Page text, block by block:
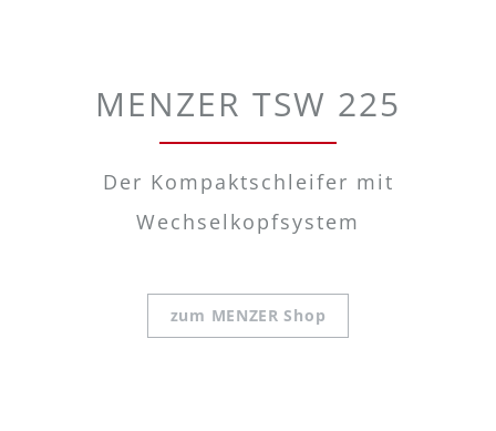
MENZER TSW 225
Der Kompaktschleifer mit
Wechselkopfsystem
zum MENZER Shop